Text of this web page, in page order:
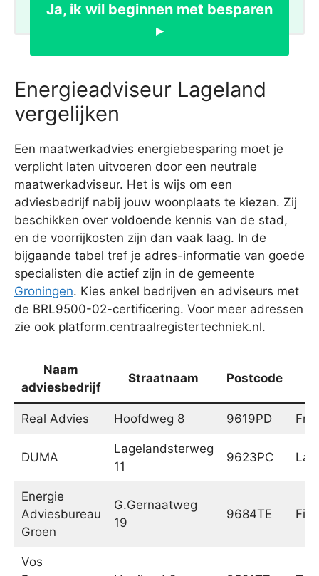
Ja, ik wil beginnen met besparen
▸
Energieadviseur Lageland
vergelijken
Een maatwerkadvies energiebesparing moet je
verplicht laten uitvoeren door een neutrale
maatwerkadviseur. Het is wijs om een
adviesbedrijf nabij jouw woonplaats te kiezen. Zij
beschikken over voldoende kennis van de stad,
en de voorrijkosten zijn dan vaak laag. In de
bijgaande tabel tref je adres-informatie van goede
specialisten die actief zijn in de gemeente
Groningen. Kies enkel bedrijven en adviseurs met
de BRL9500-02-certificering. Voor meer adressen
zie ook platform.centraalregistertechniek.nl.
Naam
adviesbedrijf
Straatnaam Postcode
Real Advies Hoofdweg 8 9619PD
DUMA
Lagelandsterweg
11
9623PC
Energie
Adviesbureau
Groen
G.Gernaatweg
19
9684TE
Vos